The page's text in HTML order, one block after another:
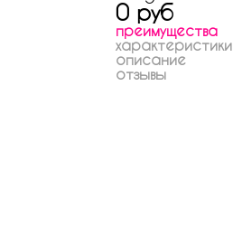
0 руб
преимущества
характеристики
описание
отзывы